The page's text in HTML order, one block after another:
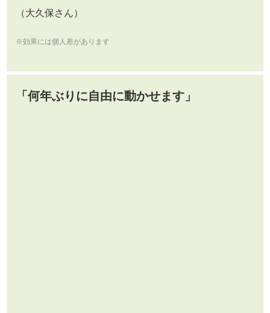
（大久保さん）
※効果には個人差があります
「何年ぶりに自由に動かせます」